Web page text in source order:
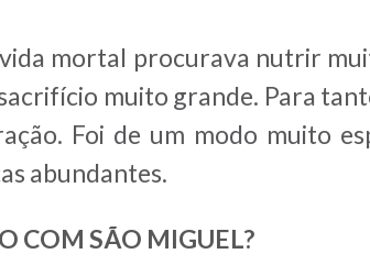
mortal procurava nutrir
muito grande. Para
Foi de um modo muito
abundantes.
COM SÃO MIGUEL?